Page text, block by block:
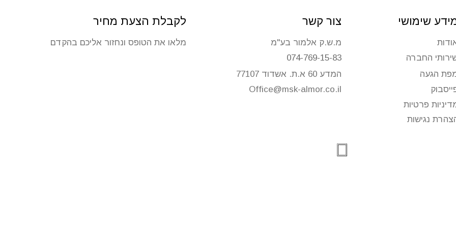
שימושי
הגעה
החברה
צור קשר
מ.ש.ק אלמור בע"מ
Office@msk-almor.co.il
המדע 60 א.ת. אשדוד 77107
לקבלת הצעת מחיר
מלאו את הטופס ונחזור אליכם בהקדם
074-769-15-83
פרטיות
נגישות